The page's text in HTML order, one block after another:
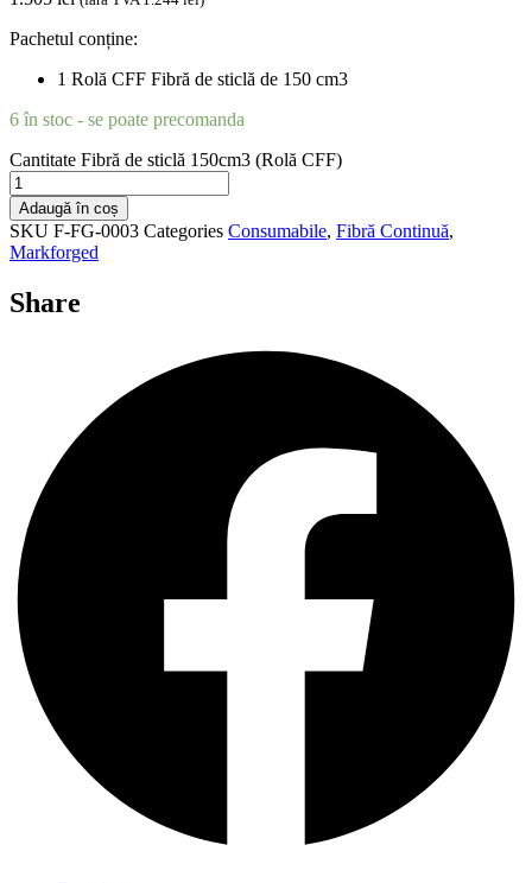
Pachetul conține:
1 Rolă CFF Fibră de sticlă de 150 cm3
6 în stoc - se poate precomanda
Cantitate Fibră de sticlă 150cm3 (Rolă CFF)
Adaugă în coș
SKU F-FG-0003 Categories Consumabile, Fibră Continuă,
Markforged
Share